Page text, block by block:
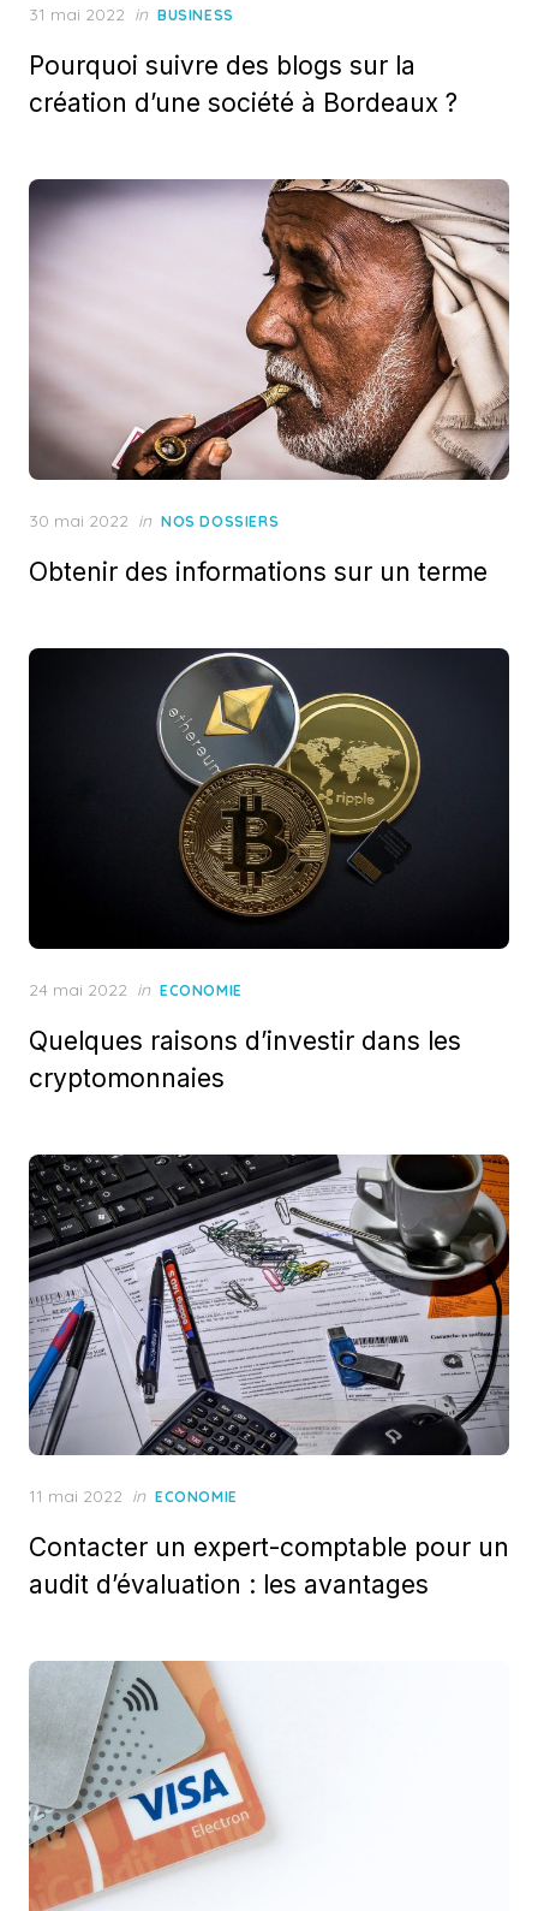
Posted
31 mai 2022 in BUSINESS
Pourquoi suivre des blogs sur la
création d’une société à Bordeaux ?
Posted
30 mai 2022 in NOS DOSSIERS
Obtenir des informations sur un terme
Posted
24 mai 2022 in ECONOMIE
Quelques raisons d’investir dans les
cryptomonnaies
Posted
11 mai 2022 in ECONOMIE
Contacter un expert-comptable pour un
audit d’évaluation : les avantages